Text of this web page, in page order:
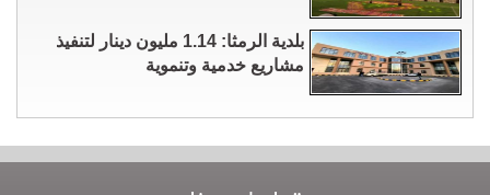
بلدية الرمثا: 1.14 مليون دينار لتنفيذ
مشاريع خدمية وتنموية